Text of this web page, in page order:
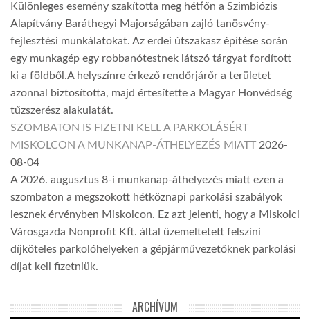
Különleges esemény szakította meg hétfőn a Szimbiózis
Alapítvány Baráthegyi Majorságában zajló tanösvény-
fejlesztési munkálatokat. Az erdei útszakasz építése során
egy munkagép egy robbanótestnek látszó tárgyat fordított
ki a földből.A helyszínre érkező rendőrjárőr a területet
azonnal biztosította, majd értesítette a Magyar Honvédség
tűzszerész alakulatát.
SZOMBATON IS FIZETNI KELL A PARKOLÁSÉRT
MISKOLCON A MUNKANAP-ÁTHELYEZÉS MIATT 2026-
08-04
A 2026. augusztus 8-i munkanap-áthelyezés miatt ezen a
szombaton a megszokott hétköznapi parkolási szabályok
lesznek érvényben Miskolcon. Ez azt jelenti, hogy a Miskolci
Városgazda Nonprofit Kft. által üzemeltetett felszíni
díjköteles parkolóhelyeken a gépjárművezetőknek parkolási
díjat kell fizetniük.
ARCHÍVUM